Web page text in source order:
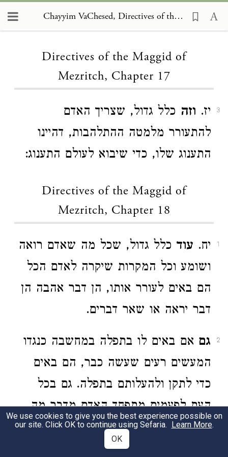
Chayyim VaChesed, Directives of the Maggid of Mezritch 17
Directives of the Maggid of
Mezritch, Chapter 17
3 יז. וזה כלל גדול, שצריך האדם
להתעורר מלמטה ההתלהבות, דהיינו
התענוג שלו, כדי שיבוא לעולם התענוג:
Directives of the Maggid of
Mezritch, Chapter 18
1 יח. עוד כלל גדול, שכל מה שאדם רואה
ושומע וכל המקרות שיקרה לאדם הכל
הם באים לעורר אותו, הן דבר אהבה הן
דבר יראה או שאר דברים.
2 גם אם באים לו בתפלה במחשבה כנגדו
המעשים רעים שעשה כבר, הם באים
כדי לתקן ולהעלותם בתפלה. גם בכל
העת לפעמים מתפחד האדם מדבר מה
מבריה, הכל בא לו כדי להעלות.
ולפעמים רואה דבר יראה או אהבה, דרך
We use cookies to give you the best experience possible on
our site. Click OK to continue using Sefaria. Learn More.
OK